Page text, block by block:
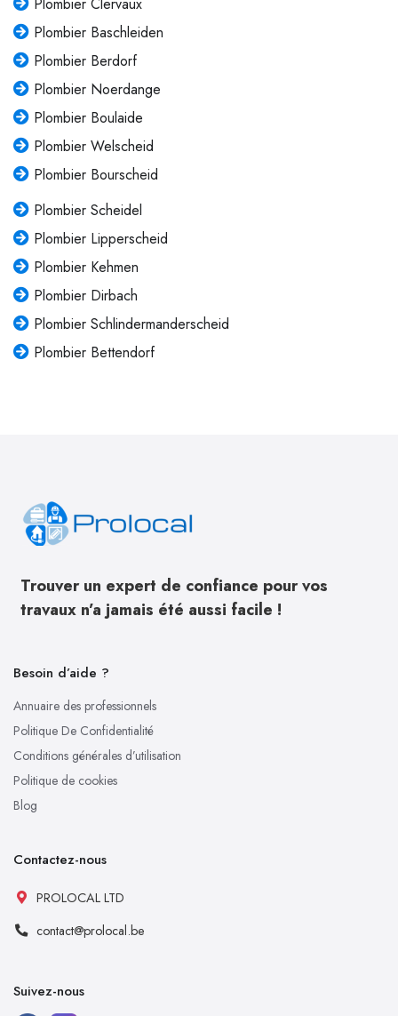
Plombier Baschleiden
Plombier Berdorf
Plombier Noerdange
Plombier Boulaide
Plombier Welscheid
Plombier Bourscheid
Plombier Scheidel
Plombier Lipperscheid
Plombier Kehmen
Plombier Dirbach
Plombier Schlindermanderscheid
Plombier Bettendorf
Trouver un expert de confiance pour vos
travaux n’a jamais été aussi facile !
Besoin d’aide ?
Annuaire des professionnels
Politique De Confidentialité
Conditions générales d’utilisation
Politique de cookies
Blog
Contactez-nous
PROLOCAL LTD
contact@prolocal.be
Suivez-nous